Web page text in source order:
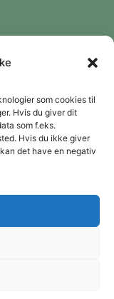
som cookies til
Hvis du giver dit
som f.eks.
Hvis du ikke giver
det have en negativ
Jeg accepterer